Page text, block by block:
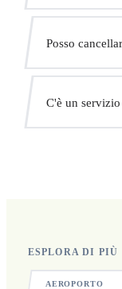
adatterà
aggiuntivi.
Posso
Sì, puoi
ritiro.
C'è un
ESPLORA DI PIÙ
AEROPORTO